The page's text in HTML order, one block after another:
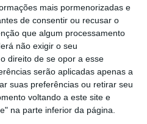
mais pormenorizadas e
de consentir ou recusar o
que algum processamento
não exigir o seu
direito de se opor a esse
serão aplicadas apenas a
suas preferências ou retirar seu
voltando a este site e
na parte inferior da página.
na visão dessa
aumentos salariais
da Saúde “são
geral passariam a
os de formação
anos mais 89
mais 142 euros, face